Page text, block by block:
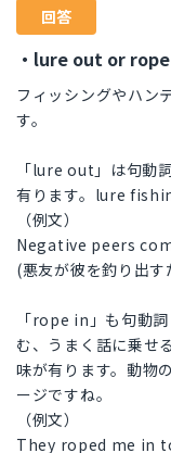
回答
・lure out or
フィッシングやハン
す。
「lure out」は句動
有ります。lure
（例文）
Negative peers
(悪友が彼を釣り出す
「rope in」も句動
む、うまく話に乗せ
味が有ります。動物
ージですね。
（例文）
They roped me in